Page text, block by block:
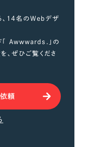
の
、14名のWebデザ
「 Awwwards.」の
、ぜひご覧くださ
頼